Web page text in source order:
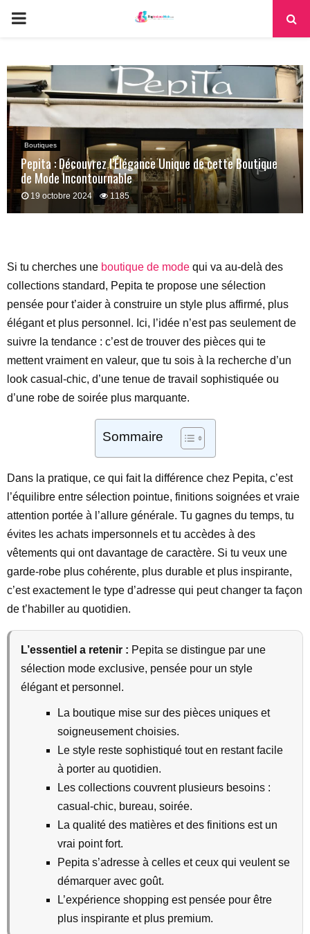
PRIMARY
Boutiques
Pepita : Découvrez l’Élégance Unique de cette Boutique
de Mode Incontournable
19 octobre 2024 1185
Si tu cherches une boutique de mode qui va au-delà des
collections standard, Pepita te propose une sélection
pensée pour t’aider à construire un style plus affirmé, plus
élégant et plus personnel. Ici, l’idée n’est pas seulement de
suivre la tendance : c’est de trouver des pièces qui te
mettent vraiment en valeur, que tu sois à la recherche d’un
look casual-chic, d’une tenue de travail sophistiquée ou
d’une robe de soirée plus marquante.
Sommaire
Dans la pratique, ce qui fait la différence chez Pepita, c’est
l’équilibre entre sélection pointue, finitions soignées et vraie
attention portée à l’allure générale. Tu gagnes du temps, tu
évites les achats impersonnels et tu accèdes à des
vêtements qui ont davantage de caractère. Si tu veux une
garde-robe plus cohérente, plus durable et plus inspirante,
c’est exactement le type d’adresse qui peut changer ta façon
de t’habiller au quotidien.
L’essentiel a retenir : Pepita se distingue par une
sélection mode exclusive, pensée pour un style
élégant et personnel.
La boutique mise sur des pièces uniques et
soigneusement choisies.
Le style reste sophistiqué tout en restant facile
à porter au quotidien.
Les collections couvrent plusieurs besoins :
casual-chic, bureau, soirée.
La qualité des matières et des finitions est un
vrai point fort.
Pepita s’adresse à celles et ceux qui veulent se
démarquer avec goût.
L’expérience shopping est pensée pour être
plus inspirante et plus premium.